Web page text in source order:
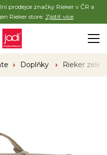
prodejce značky Rieker v ČR a
Rieker store. Zjistit více.
Doplňky Rieker